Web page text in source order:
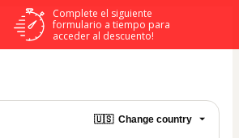
Complete el siguiente
formulario a tiempo para
acceder al descuento!
🇺🇸 Change country